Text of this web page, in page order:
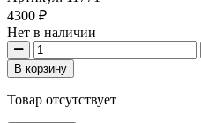
4300 ₽
Нет в наличии
В корзину
Товар отсутствует